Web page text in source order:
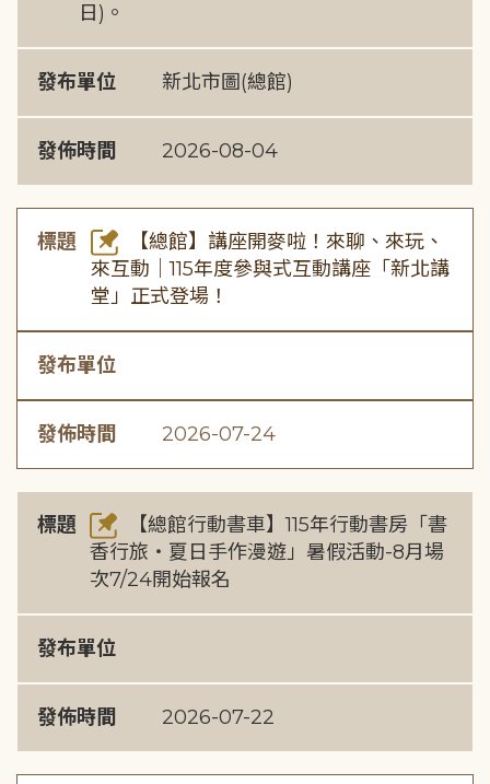
日)。
發布單位 新北市圖(總館)
發佈時間 2026-08-04
標題
【總館】講座開麥啦！來聊、來玩、
來互動｜115年度參與式互動講座「新北講
堂」正式登場！
發布單位
發佈時間 2026-07-24
標題
【總館行動書車】115年行動書房「書
香行旅・夏日手作漫遊」暑假活動-8月場
次7/24開始報名
發布單位
發佈時間 2026-07-22